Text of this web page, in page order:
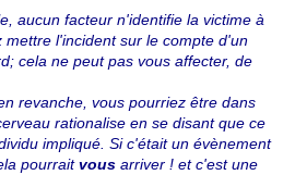
aucun facteur n'identifie la victime à
mettre l'incident sur le compte d'un
cela ne peut pas vous affecter, de
revanche, vous pourriez être dans
rationalise en se disant que ce
impliqué. Si c'était un évènement
pourraitvous arriver ! et c'est une